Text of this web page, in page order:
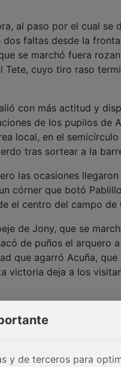
al paso por el cual se
faltas desde la
se marchó fuera
Tete, cuyo tiro raso
con más actitud y
de los pupilos de
local, en el semicírculo
tras sortear a la
las ocasiones
córner que botó
el centro del campo de
de Jony, que se
de puños el arquero
que agarró Acuña, que
victoria deja a los
Samu; Josemi,
Madalin y Tete.
y de terceros para